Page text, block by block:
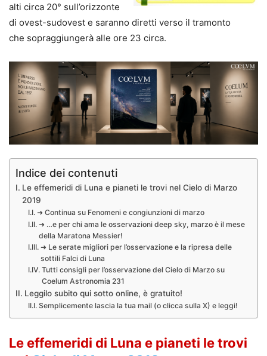
alti circa 20° sull’orizzonte
di ovest-sudovest e saranno diretti verso il tramonto
che sopraggiungerà alle ore 23 circa.
Indice dei contenuti
Le effemeridi di Luna e pianeti le trovi nel Cielo di Marzo
2019
➜ Continua su Fenomeni e congiunzioni di marzo
➜ …e per chi ama le osservazioni deep sky, marzo è il mese
della Maratona Messier!
➜ Le serate migliori per l’osservazione e la ripresa delle
sottili Falci di Luna
Tutti consigli per l’osservazione del Cielo di Marzo su
Coelum Astronomia 231
Leggilo subito qui sotto online, è gratuito!
Semplicemente lascia la tua mail (o clicca sulla X) e leggi!
Le effemeridi di Luna e pianeti le trovi